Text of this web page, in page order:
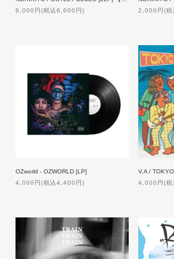
6,000円(税込6,600円)
2,000円(
OZworld - OZWORLD [LP]
4,000円(税込4,400円)
4,000円(